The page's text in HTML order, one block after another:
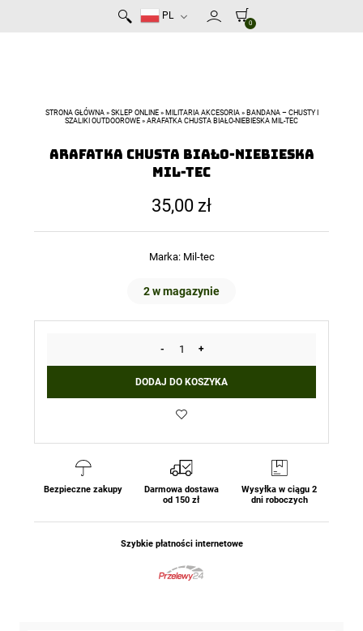
PL
0
STRONA GŁÓWNA» SKLEP ONLINE» MILITARIA AKCESORIA» BANDANA – CHUSTY I
SZALIKI OUTDOOROWE » ARAFATKA CHUSTA BIAŁO-NIEBIESKA MIL-TEC
Arafatka Chusta Biało-Niebieska
Mil-Tec
35,00 zł
Marka: Mil-tec
2 w magazynie
-
ilość
Chusta
Niebieska
+
DODAJ DO KOSZYKA
Bezpieczne zakupy
Darmowa dostawa
od 150 zł
Wysyłka w ciągu 2
dni roboczych
Szybkie płatności internetowe